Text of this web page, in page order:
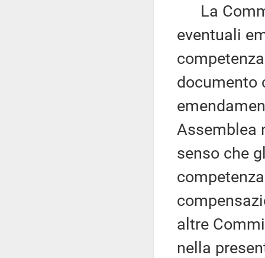
La
eventuali
documento
Assemblea
senso che
altre
nella